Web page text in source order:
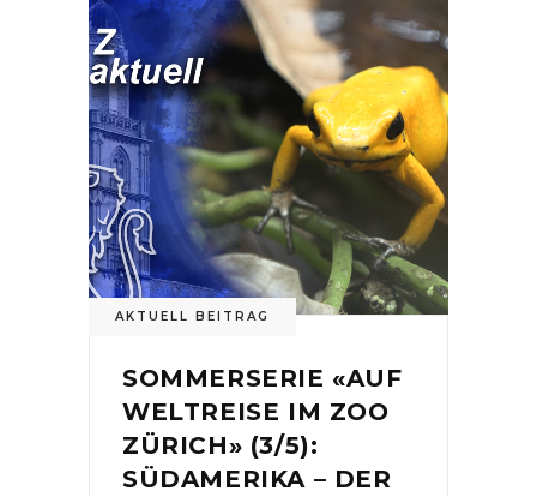
AKTUELL BEITRAG
SOMMERSERIE «AUF
WELTREISE IM ZOO
ZÜRICH» (3/5):
SÜDAMERIKA – DER